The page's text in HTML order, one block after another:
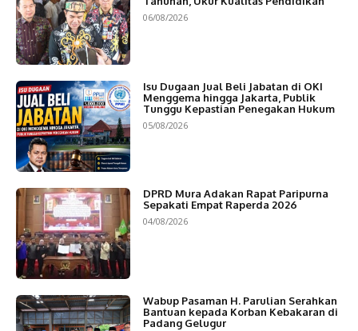
06/08/2026
Isu Dugaan Jual Beli Jabatan di OKI
Menggema hingga Jakarta, Publik
Tunggu Kepastian Penegakan Hukum
05/08/2026
DPRD Mura Adakan Rapat Paripurna
Sepakati Empat Raperda 2026
04/08/2026
Wabup Pasaman H. Parulian Serahkan
Bantuan kepada Korban Kebakaran di
Padang Gelugur